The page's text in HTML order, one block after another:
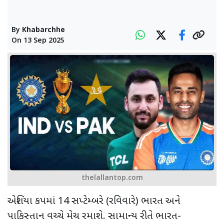
By Khabarchhe
On 13 Sep 2025
thelallantop.com
એશિયા કપમાં 14સપ્ટેમ્બરે (રવિવારે) ભારત અને
પાકિસ્તાન વચ્ચે મેચ રમાશે. સામાન્ય રીતે ભારત-